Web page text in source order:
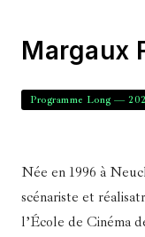
Margaux
Programme Long —
Née en 1996 à
scénariste et
l’École de Cinéma